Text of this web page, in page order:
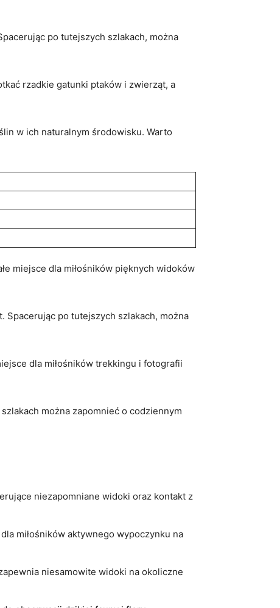
po tutejszych szlakach, ​można
rzadkie gatunki ⁤ptaków i zwierząt, ⁢a
w‍ ich naturalnym środowisku. Warto
miejsce ‌dla miłośników pięknych widoków
Spacerując po tutejszych⁤ szlakach, można
dla miłośników ‌trekkingu i ⁣fotografii
​można zapomnieć ‍o codziennym
niezapomniane widoki oraz⁣ kontakt ⁣z
miłośników aktywnego ​wypoczynku na
niesamowite widoki na​ okoliczne